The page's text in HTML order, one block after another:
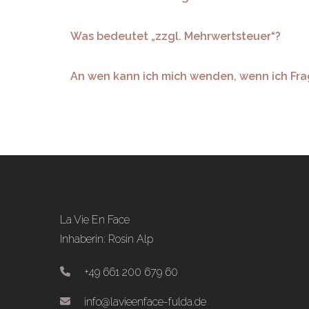
Was bedeutet „zzgl. Mehrwertsteuer“?
An wen kann ich mich wenden, wenn ich
La Vie En Face
Inhaberin: Rosin Alp
+49 661 200 679 60
info@lavieenface-fulda.de